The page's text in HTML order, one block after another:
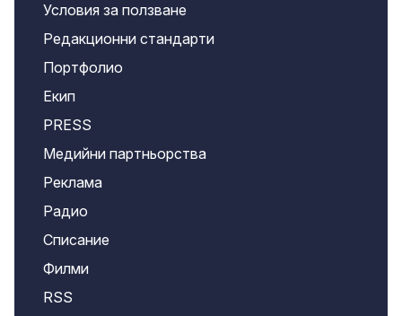
Условия за ползване
Редакционни стандарти
Портфолио
Екип
PRESS
Медийни партньорства
Реклама
Радио
Списание
Филми
RSS